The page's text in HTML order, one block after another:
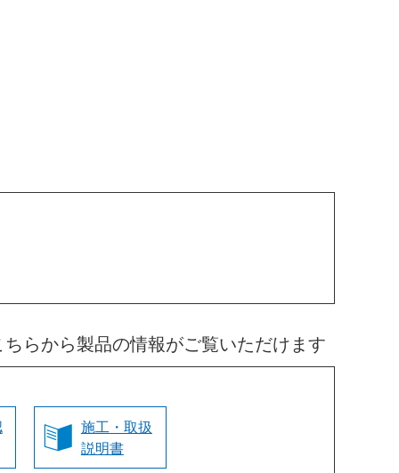
から製品の情報がご覧いただけます
施工・取扱
説明書